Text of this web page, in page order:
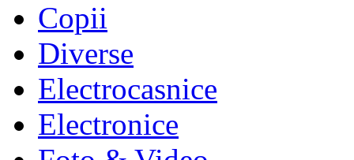
Copii
Diverse
Electrocasnice
Electronice